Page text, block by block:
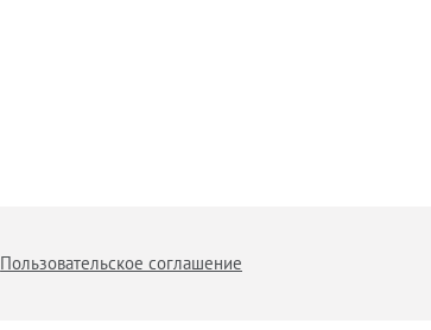
Пользовательское соглашение